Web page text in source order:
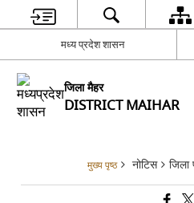
मध्य प्रदेश शासन
जिला मैहर
DISTRICT MAIHAR
मुख्य पृष्ठ नोटिस जिला